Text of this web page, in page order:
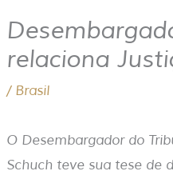
relaciona
/ Brasil
O Desembargador do
Schuch teve sua tese de